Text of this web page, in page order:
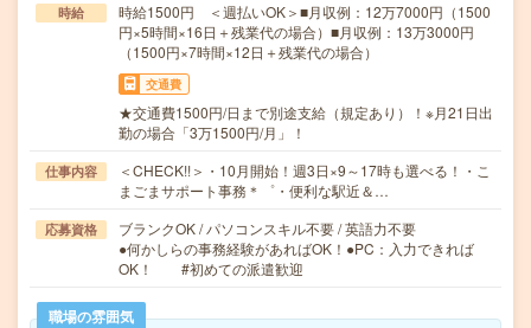
時給
時給1500円 ＜週払いOK＞■月収例：12万7000円（1500
円×5時間×16日＋残業代の場合）■月収例：13万3000円
（1500円×7時間×12日＋残業代の場合）
交通費
★交通費1500円/日まで別途支給（規定あり）！※月21日出
勤の場合「3万1500円/月」！
仕事内容
＜CHECK!!＞・10月開始！週3日×9～17時も選べる！・こ
まごまサポート事務＊゜・便利な駅近＆…
応募資格
ブランクOK / パソコンスキル不要 / 英語力不要
●何かしらの事務経験があればOK！●PC：入力できれば
OK！ #初めての派遣歓迎
職場の雰囲気